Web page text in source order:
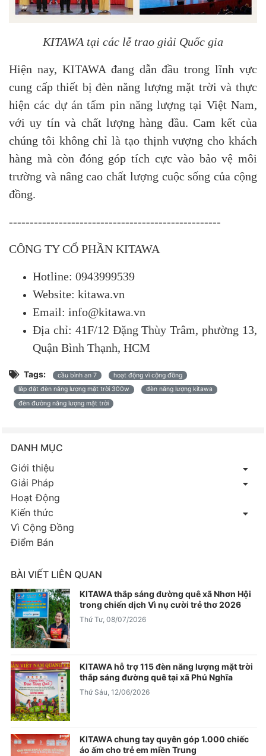
KITAWA tại các lễ trao giải Quốc gia
Hiện nay, KITAWA đang dẫn đầu trong lĩnh vực
cung cấp thiết bị đèn năng lượng mặt trời và thực
hiện các dự án tấm pin năng lượng tại Việt Nam,
với uy tín và chất lượng hàng đầu. Cam kết của
chúng tôi không chỉ là tạo thịnh vượng cho khách
hàng mà còn đóng góp tích cực vào bảo vệ môi
trường và nâng cao chất lượng cuộc sống của cộng
đồng.
---------------------------------------------------
CÔNG TY CỔ PHẦN KITAWA
Hotline: 0943999539
Website: kitawa.vn
Email: info@kitawa.vn
Địa chỉ: 41F/12 Đặng Thùy Trâm, phường 13,
Quận Bình Thạnh, HCM
Tags: cầu bình an 7
hoạt động vì cộng đồng
lắp đặt đèn năng lượng mặt trời 300w
đèn năng lượng kitawa
đèn đường năng lượng mặt trời
DANH MỤC
Giới thiệu
Giải Pháp
Hoạt Động
Kiến thức
Vì Cộng Đồng
Điểm Bán
BÀI VIẾT LIÊN QUAN
KITAWA thắp sáng đường quê xã Nhơn Hội
trong chiến dịch Vì nụ cười trẻ thơ 2026
Thứ Tư, 08/07/2026
KITAWA hỗ trợ 115 đèn năng lượng mặt trời
thắp sáng đường quê tại xã Phú Nghĩa
Thứ Sáu, 12/06/2026
KITAWA chung tay quyên góp 1.000 chiếc
áo ấm cho trẻ em miền Trung